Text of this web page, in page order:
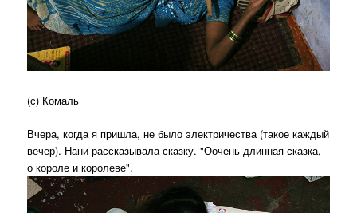
(с) Комаль
Вчера, когда я пришла, не было электричества (такое каждый
вечер). Нани рассказывала сказку. "Оочень длинная сказка,
о короле и королеве".